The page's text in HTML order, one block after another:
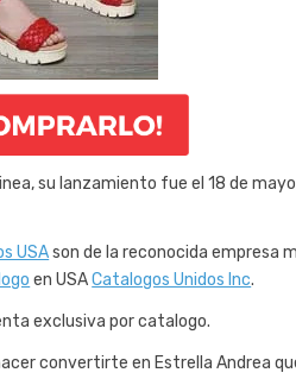
su lanzamiento fue el 18 de
USAson de la reconocida empresa
en USACatalogos Unidos Inc.
exclusiva por catalogo.
convertirte en Estrella Andrea